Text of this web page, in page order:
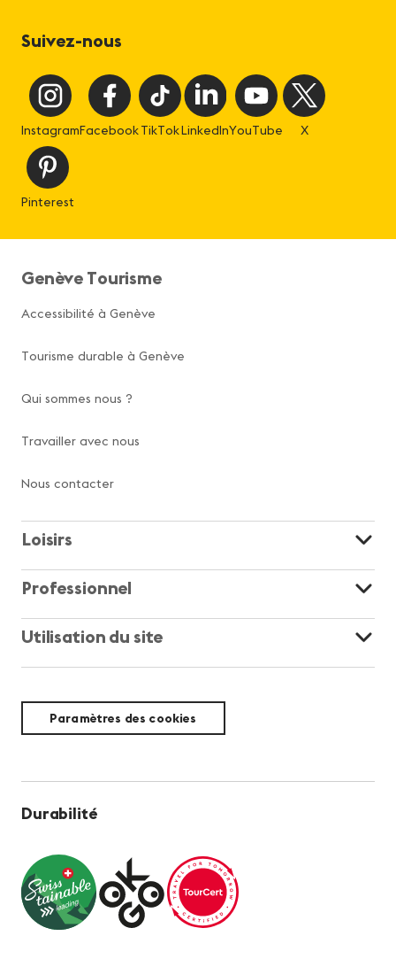
Suivez-nous
InstagramFacebookTikTokLinkedInYouTube X
Pinterest
Genève Tourisme
Accessibilité à Genève
Tourisme durable à Genève
Qui sommes nous ?
Travailler avec nous
Nous contacter
Loisirs
Professionnel
Utilisation du site
Paramètres des cookies
Durabilité